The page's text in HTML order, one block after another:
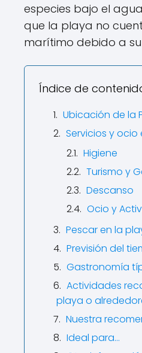
especies bajo el
que la playa no
marítimo debido a
Índice de
Ubicación de la
Servicios y ocio
Higiene
Turismo y
Descanso
Ocio y
Pescar en la
Previsión del
Gastronomía
Actividades
playa o
Nuestra
Ideal para…